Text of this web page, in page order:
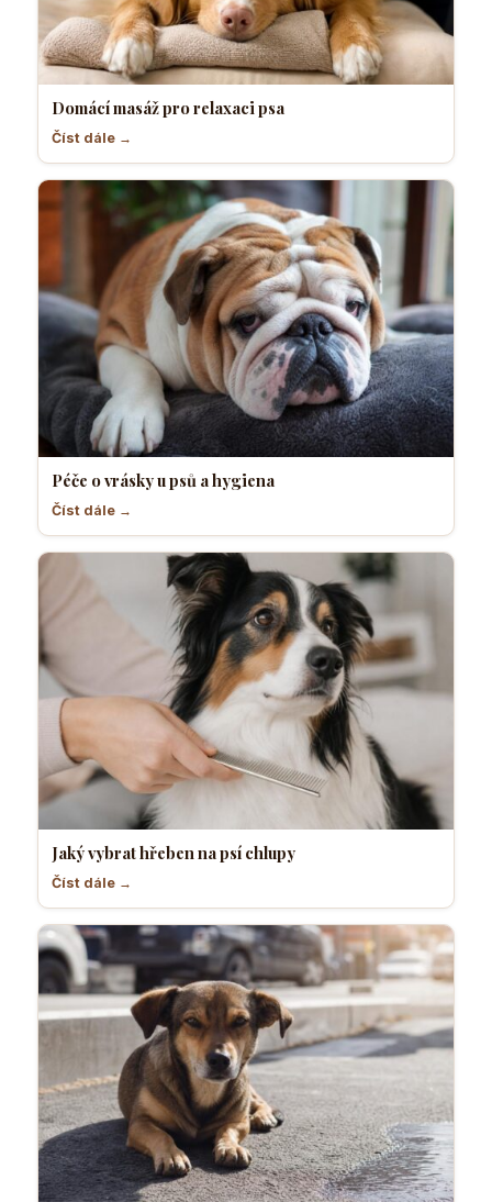
Domácí masáž pro relaxaci psa
Číst dále →
Péče o vrásky u psů a hygiena
Číst dále →
Jaký vybrat hřeben na psí chlupy
Číst dále →